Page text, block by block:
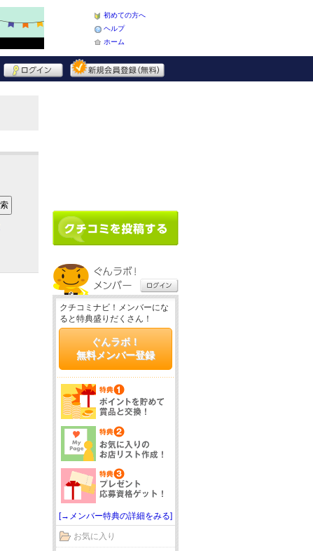
初めての方へ
ヘルプ
ホーム
クチコミナビ！メンバーにな
ると特典盛りだくさん！
ぐんラボ！
無料メンバー登録
[→メンバー特典の詳細をみる]
お気に入り